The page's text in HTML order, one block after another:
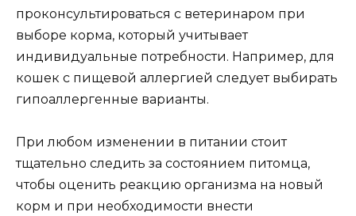
проконсультироваться с ветеринаром при
выборе корма, который учитывает
индивидуальные потребности. Например, для
кошек с пищевой аллергией следует выбирать
гипоаллергенные варианты.
При любом изменении в питании стоит
тщательно следить за состоянием питомца,
чтобы оценить реакцию организма на новый
корм и при необходимости внести